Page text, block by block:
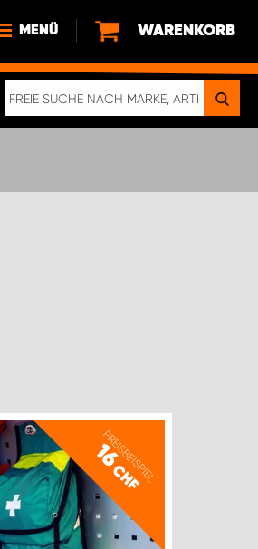
MENÜ
NEWS
WARENKORB
PREISBEISPIEL
16
CHF